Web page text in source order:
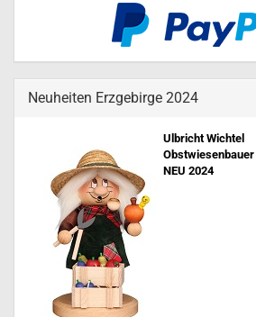
Neuheiten Erzgebirge 2024
Ulbricht Wichtel
Obstwiesenbauer
NEU 2024